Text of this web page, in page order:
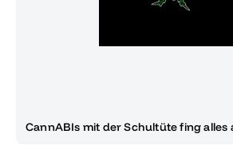
CannABIs mit der Schultüte fing alles